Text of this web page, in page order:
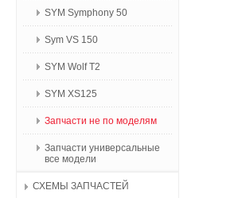
SYM Symphony 50
Sym VS 150
SYM Wolf T2
SYM XS125
Запчасти не по моделям
Запчасти универсальные
все модели
СХЕМЫ ЗАПЧАСТЕЙ